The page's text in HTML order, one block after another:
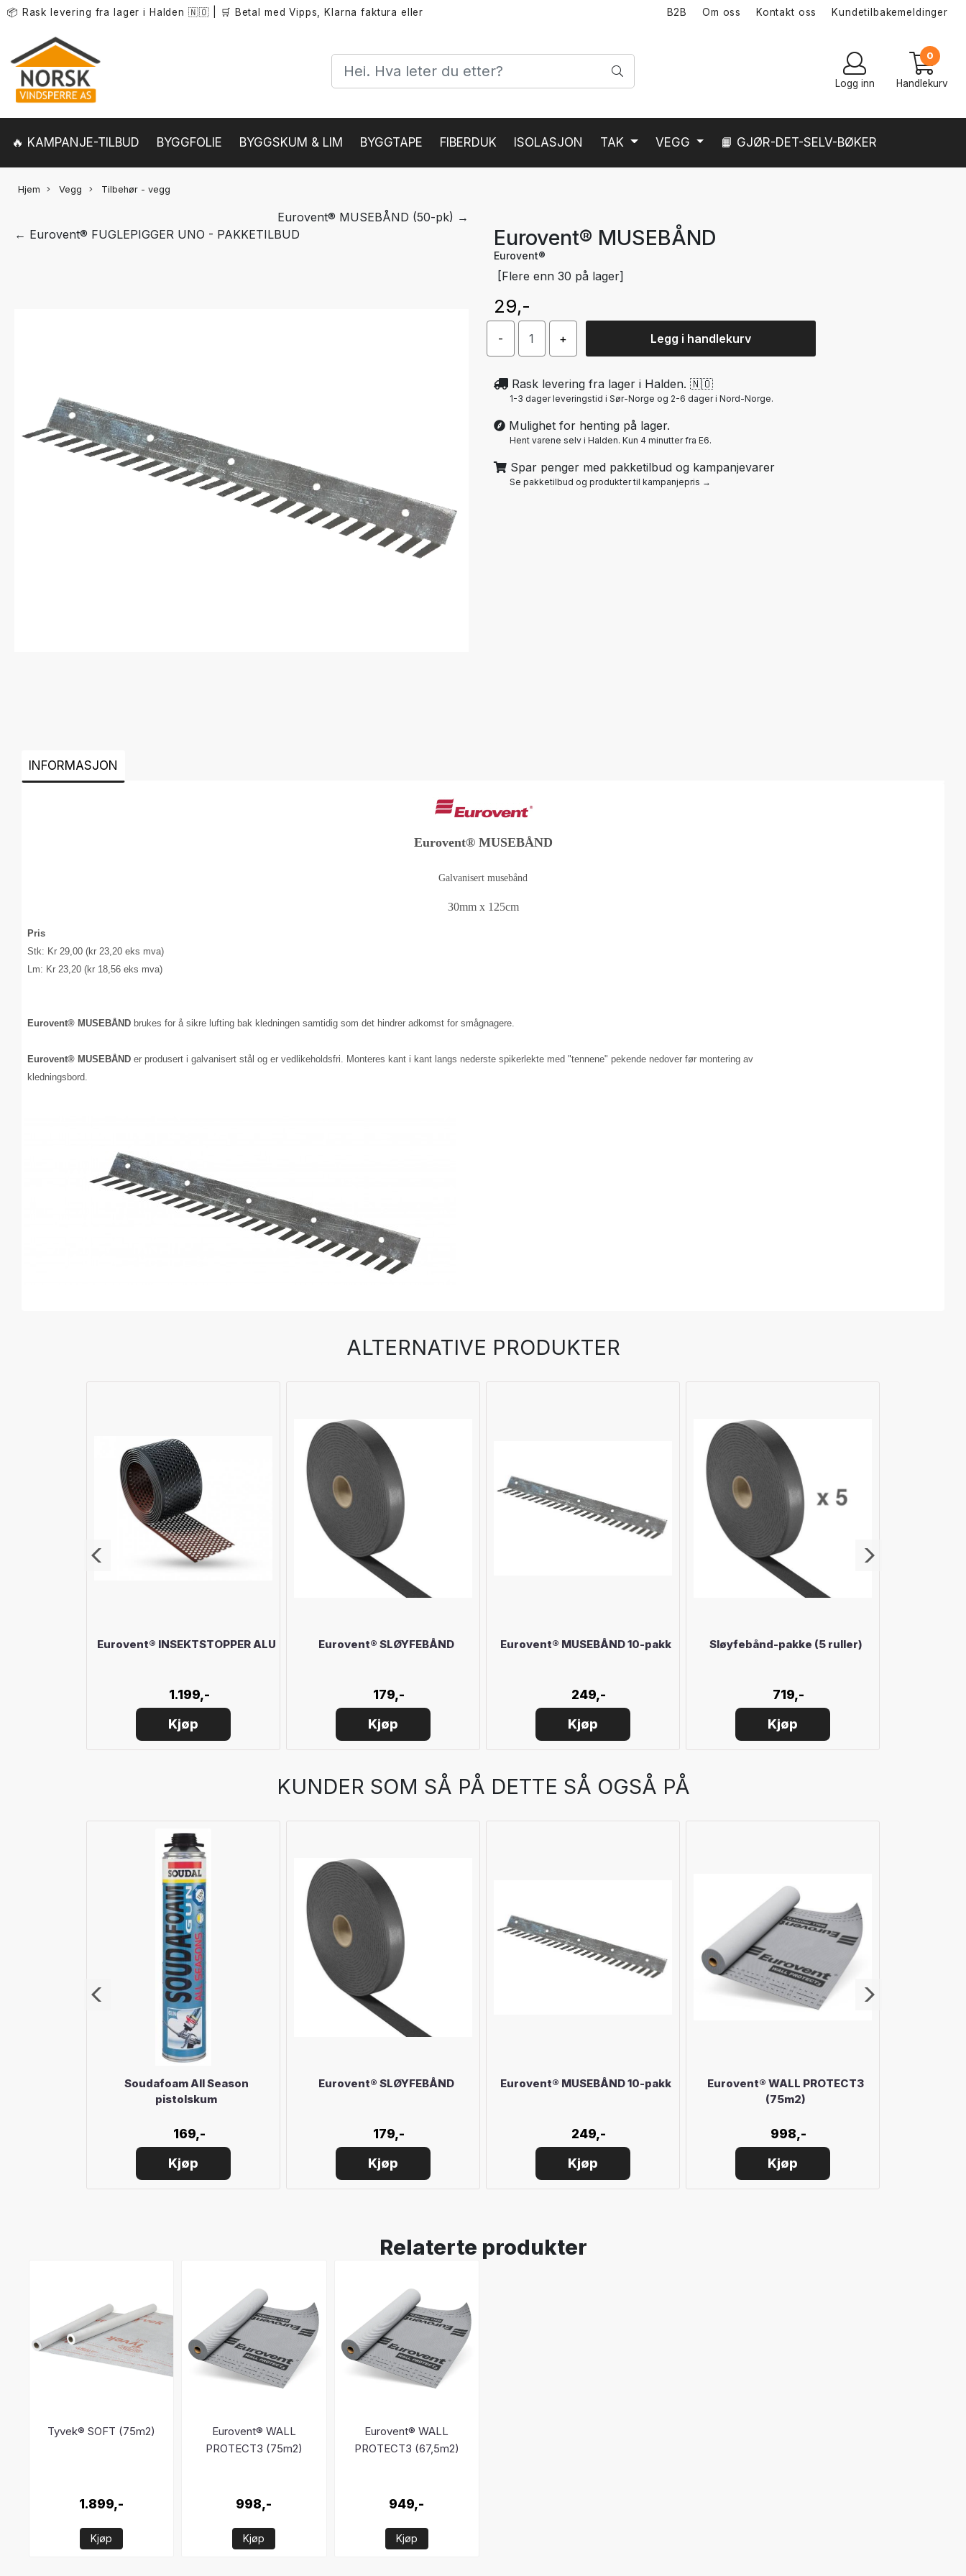
📦 Rask levering fra lager i Halden 🇳🇴
🛒 Betal med Vipps, Klarna faktura eller
B2B Om oss Kontakt oss Kundetilbakemeldinger
Logg inn
0
Handlekurv
🔥 KAMPANJE-TILBUD BYGGFOLIE BYGGSKUM & LIM BYGGTAPE FIBERDUK ISOLASJON TAK VEGG 📙 GJØR-DET-SELV-BØKER
Hjem Vegg Tilbehør - vegg
Eurovent® MUSEBÅND (50-pk) →
← Eurovent® FUGLEPIGGER UNO - PAKKETILBUD
Eurovent® MUSEBÅND
Eurovent®
[Flere enn 30 på lager]
29,-
Legg i handlekurv
Rask levering fra lager i Halden. 🇳🇴
1-3 dager leveringstid i Sør-Norge og 2-6 dager i Nord-Norge.
Mulighet for henting på lager.
Hent varene selv i Halden. Kun 4 minutter fra E6.
Spar penger med pakketilbud og kampanjevarer
Se pakketilbud og produkter til kampanjepris →
INFORMASJON
Eurovent® MUSEBÅND
Galvanisert musebånd
30mm x 125cm
Pris
Stk: Kr 29,00 (kr 23,20 eks mva)
Lm: Kr 23,20 (kr 18,56 eks mva)
Eurovent® MUSEBÅND brukes for å sikre lufting bak kledningen samtidig som det hindrer adkomst for smågnagere.
Eurovent® MUSEBÅND er produsert i galvanisert stål og er vedlikeholdsfri. Monteres kant i kant langs nederste spikerlekte med "tennene" pekende nedover før montering av
kledningsbord.
ALTERNATIVE PRODUKTER
Eurovent® INSEKTSTOPPER ALU
1.199,-
Kjøp
Eurovent® SLØYFEBÅND
179,-
Kjøp
Eurovent® MUSEBÅND 10-pakk
249,-
Kjøp
Sløyfebånd-pakke (5 ruller)
719,-
Kjøp
KUNDER SOM SÅ PÅ DETTE SÅ OGSÅ PÅ
Soudafoam All Season
pistolskum
169,-
Kjøp
Eurovent® SLØYFEBÅND
179,-
Kjøp
Eurovent® MUSEBÅND 10-pakk
249,-
Kjøp
Eurovent® WALL PROTECT3
(75m2)
998,-
Kjøp
Relaterte produkter
Tyvek® SOFT (75m2)
1.899,-
Kjøp
Eurovent® WALL
PROTECT3 (75m2)
998,-
Kjøp
Eurovent® WALL
PROTECT3 (67,5m2)
949,-
Kjøp